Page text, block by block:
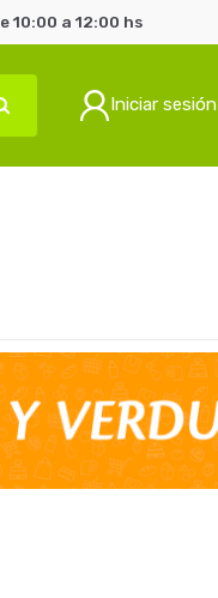
10:00 a 12:00 hs
Iniciar sesión